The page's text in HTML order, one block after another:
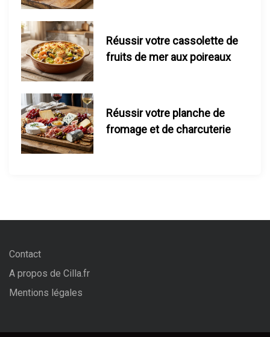
Réussir votre cassolette de
fruits de mer aux poireaux
Réussir votre planche de
fromage et de charcuterie
Contact
A propos de Cilla.fr
Mentions légales